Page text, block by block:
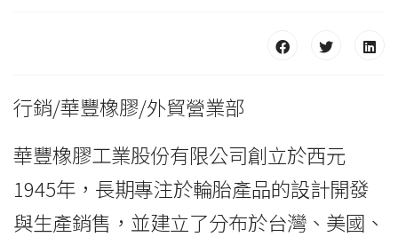
行銷/華豐橡膠/外貿營業部
華豐橡膠工業股份有限公司創立於西元
1945年，長期專注於輪胎產品的設計開發
與生產銷售，並建立了分布於台灣、美國、